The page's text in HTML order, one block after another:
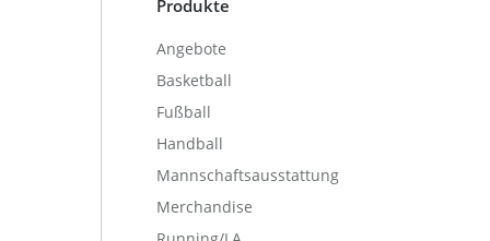
Produkte
Angebote
Basketball
Fußball
Handball
Mannschaftsausstattung
Merchandise